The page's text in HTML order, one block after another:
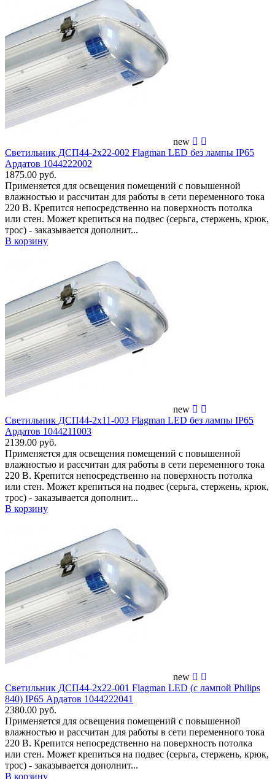
new
Светильник ДСП44-2х22-002 Flagman LED без лампы IP65
Ардатов 1044222002
1875.00 руб.
Применяется для освещения помещений c повышенной
влажностью и рассчитан для работы в сети переменного тока
220 В. Крепится непосредственно на поверхность потолка
или стен. Может крепиться на подвес (серьга, стержень, крюк,
трос) - заказывается дополнит...
В корзину
new
Светильник ДСП44-2х11-003 Flagman LED без лампы IP65
Ардатов 1044211003
2139.00 руб.
Применяется для освещения помещений c повышенной
влажностью и рассчитан для работы в сети переменного тока
220 В. Крепится непосредственно на поверхность потолка
или стен. Может крепиться на подвес (серьга, стержень, крюк,
трос) - заказывается дополнит...
В корзину
new
Светильник ДСП44-2х22-001 Flagman LED (с лампой Philips
840) IP65 Ардатов 1044222041
2380.00 руб.
Применяется для освещения помещений c повышенной
влажностью и рассчитан для работы в сети переменного тока
220 В. Крепится непосредственно на поверхность потолка
или стен. Может крепиться на подвес (серьга, стержень, крюк,
трос) - заказывается дополнит...
В корзину